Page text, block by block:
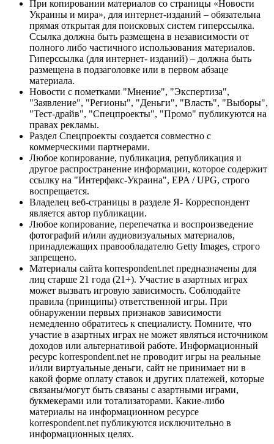
При копировании материалов со страницы «Новости
Украины и мира», для интернет-изданий – обязательна
прямая открытая для поисковых систем гиперссылка.
Ссылка должна быть размещена в независимости от
полного либо частичного использования материалов.
Гиперссылка (для интернет- изданий) – должна быть
размещена в подзаголовке или в первом абзаце
материала.
Новости с пометками "Мнение", "Экспертиза",
"Заявление", "Регионы", "Деньги", "Власть", "Выборы",
"Тест-драйв", "Спецпроекты", "Промо" публикуются на
правах рекламы.
Раздел Спецпроекты создается совместно с
коммерческими партнерами.
Любое копирование, публикация, републикация и
другое распространение информации, которое содержит
ссылку на "Интерфакс-Украина", EPA / UPG, строго
воспрещается.
Владелец веб-страницы в разделе Я- Корреспондент
является автор публикации.
Любое копирование, перепечатка и воспроизведение
фотографий и/или аудиовизуальных материалов,
принадлежащих правообладателю Getty Images, строго
запрещено.
Материалы сайта korrespondent.net предназначены для
лиц старше 21 года (21+). Участие в азартных играх
может вызвать игровую зависимость. Соблюдайте
правила (принципы) ответственной игры. При
обнаружении первых признаков зависимости
немедленно обратитесь к специалисту. Помните, что
участие в азартных играх не может являться источником
доходов или альтернативой работе. Информационный
ресурс korrespondent.net не проводит игры на реальные
и/или виртуальные деньги, сайт не принимает ни в
какой форме оплату ставок и других платежей, которые
связаны/могут быть связаны с азартными играми,
букмекерами или тотализаторами. Какие-либо
материалы на информационном ресурсе
korrespondent.net публикуются исключительно в
информационных целях.